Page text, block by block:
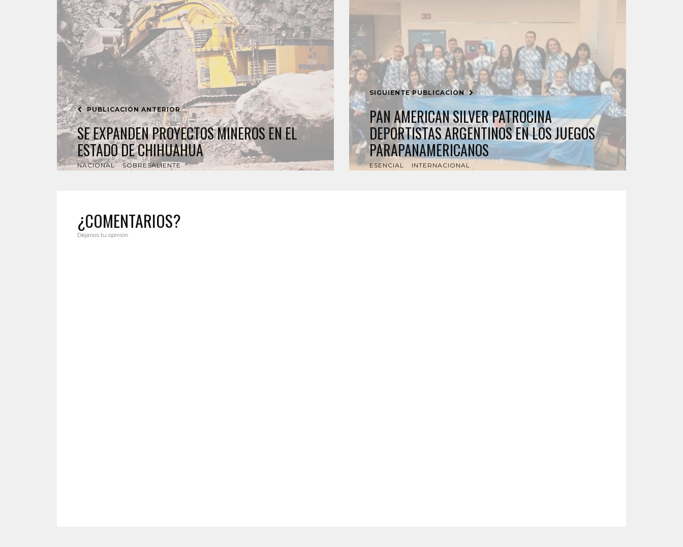
PUBLICACIÓN ANTERIOR
SE EXPANDEN PROYECTOS MINEROS EN EL
ESTADO DE CHIHUAHUA
NACIONAL SOBRESALIENTE
SIGUIENTE PUBLICACIÓN
PAN AMERICAN SILVER PATROCINA
DEPORTISTAS ARGENTINOS EN LOS JUEGOS
PARAPANAMERICANOS
ESENCIAL INTERNACIONAL
¿COMENTARIOS?
Déjanos tu opinión.